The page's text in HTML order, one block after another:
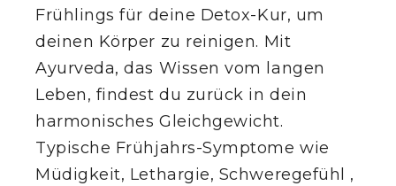
Frühlings für deine Detox-Kur, um
deinen Körper zu reinigen. Mit
Ayurveda, das Wissen vom langen
Leben, findest du zurück in dein
harmonisches Gleichgewicht.
Typische Frühjahrs-Symptome wie
Müdigkeit, Lethargie, Schweregefühl ,